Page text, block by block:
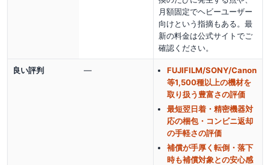
月額固定でヘビーユーザー
向けという指摘もある。最
新の料金は公式サイトでご
確認ください。
良い評判 —
FUJIFILM/SONY/Canon
等1,500種以上の機材を
取り扱う豊富さの評価
最短翌日着・精密機器対
応の梱包・コンビニ返却
の手軽さの評価
補償が手厚く転倒・落下
時も補償対象との安心感